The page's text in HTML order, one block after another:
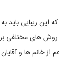
این زیبایی باید
های مختلفی
از خانم ها و